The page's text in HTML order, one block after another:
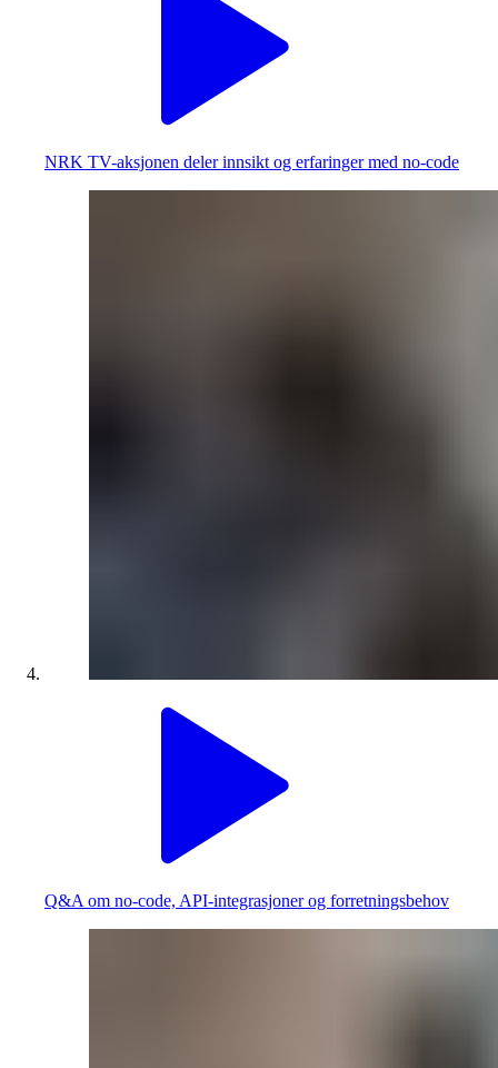
NRK TV-aksjonen deler innsikt og erfaringer med no-code
Q&A om no-code, API-integrasjoner og forretningsbehov